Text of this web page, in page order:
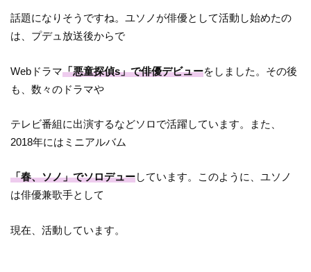
話題になりそうですね。ユソノが俳優として活動し始めたの
は、プデュ放送後からで
Webドラマ「悪童探偵s」で俳優デビューをしました。その後
も、数々のドラマや
テレビ番組に出演するなどソロで活躍しています。また、
2018年にはミニアルバム
「春、ソノ」でソロデューしています。このように、ユソノ
は俳優兼歌手として
現在、活動しています。